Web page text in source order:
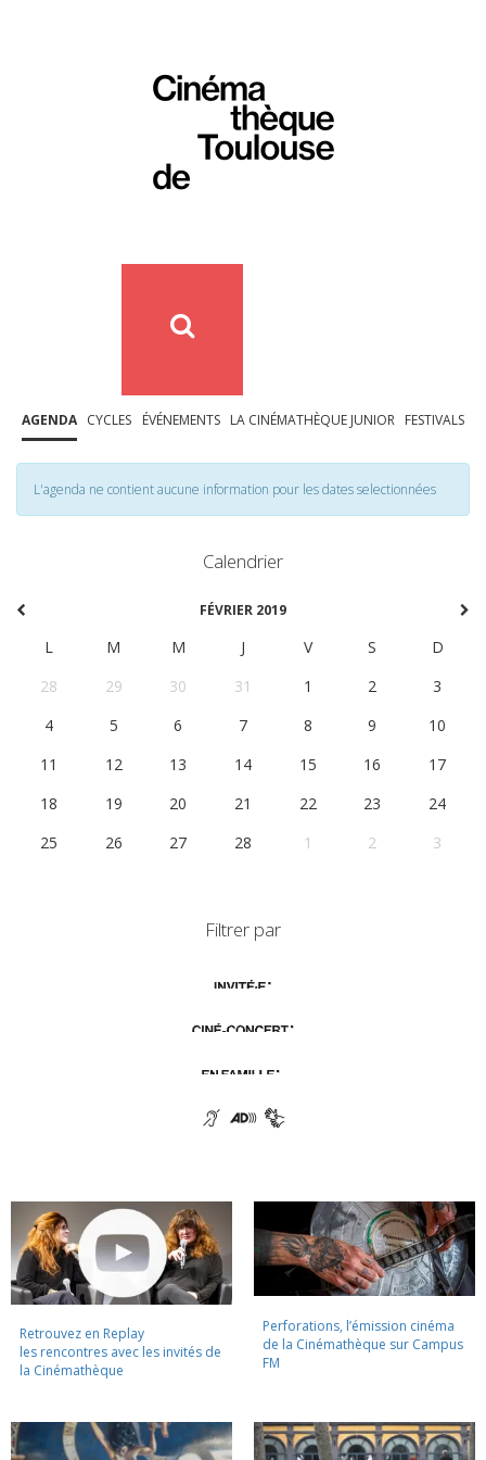
AGENDA CYCLES ÉVÉNEMENTS LA CINÉMATHÈQUE JUNIOR FESTIVALS
L'agenda ne contient aucune information pour les dates selectionnées
Calendrier
FÉVRIER 2019
L M M J V S
D
28
29 30 31 1 2
3
4
5 6 7 8 9
10
11
12 13 14 15 16
17
18
19 20 21 22 23
24
25
26 27 28 1 2 3
Filtrer par
Retrouvez en Replay
les rencontres avec les invités de
la Cinémathèque
Perforations, l’émission cinéma
de la Cinémathèque sur Campus
FM